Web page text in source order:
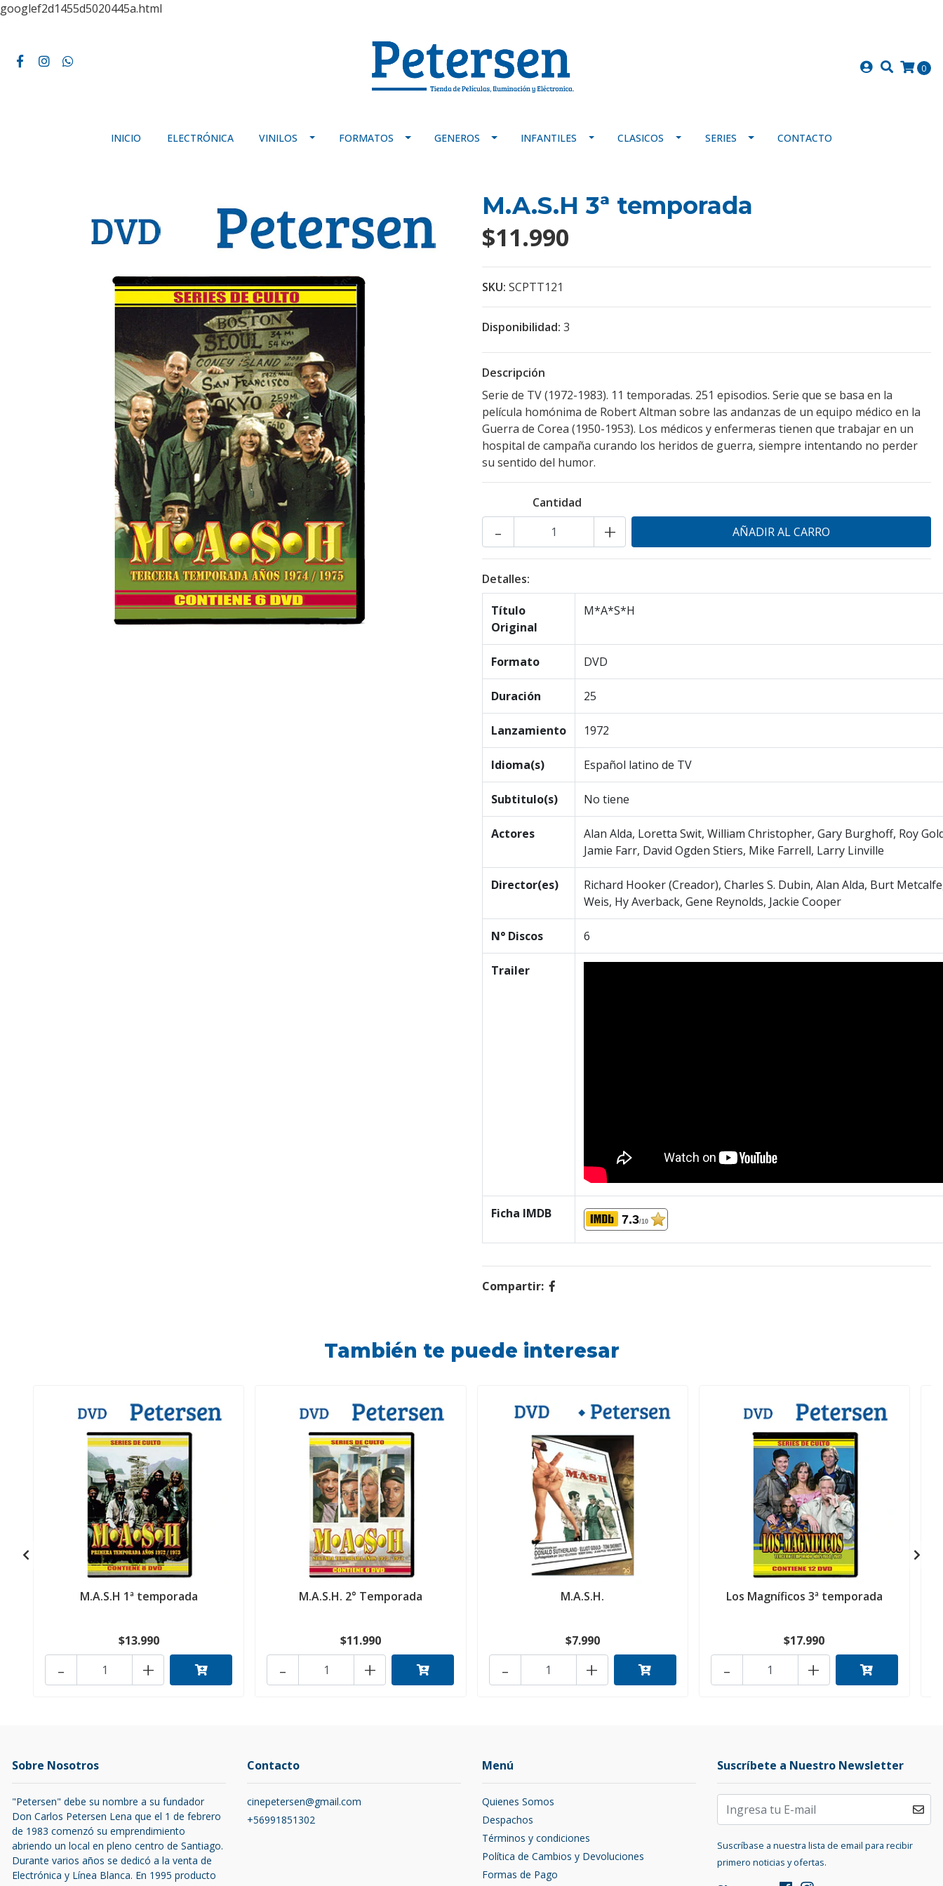
googlef2d1455d5020445a.html
0
INICIO ELECTRÓNICA VINILOS FORMATOS GENEROS INFANTILES CLASICOS SERIES CONTACTO
M.A.S.H 3ª temporada
$11.990
SKU: SCPTT121
Disponibilidad: 3
Descripción
Serie de TV (1972-1983). 11 temporadas. 251 episodios. Serie que se basa en la
película homónima de Robert Altman sobre las andanzas de un equipo médico en la
Guerra de Corea (1950-1953). Los médicos y enfermeras tienen que trabajar en un
hospital de campaña curando los heridos de guerra, siempre intentando no perder
su sentido del humor.
Cantidad
+
-
Detalles:
Título
Original
M*A*S*H
Formato DVD
Duración 25
Lanzamiento 1972
Idioma(s) Español latino de TV
Subtitulo(s) No tiene
Actores
Alan Alda, Loretta Swit, William Christopher, Gary Burghoff, Roy
Jamie Farr, David Ogden Stiers, Mike Farrell, Larry Linville
Director(es)
Richard Hooker (Creador), Charles S. Dubin, Alan Alda, Burt
Weis, Hy Averback, Gene Reynolds, Jackie Cooper
N° Discos 6
Trailer
Ficha IMDB 7.3/10
Compartir:
También te puede interesar
M.A.S.H 1ª temporada
$13.990
+
-
M.A.S.H. 2° Temporada
$11.990
+
-
M.A.S.H.
$7.990
+
-
Los Magníficos 3ª temporada
$17.990
+
-
Sobre Nosotros
"Petersen" debe su nombre a su fundador
Don Carlos Petersen Lena que el 1 de febrero
de 1983 comenzó su emprendimiento
abriendo un local en pleno centro de Santiago.
Durante varios años se dedicó a la venta de
Electrónica y Línea Blanca. En 1995 producto
Contacto
cinepetersen@gmail.com
+56991851302
Menú
Quienes Somos
Despachos
Términos y condiciones
Política de Cambios y Devoluciones
Formas de Pago
Suscríbete a Nuestro Newsletter
Suscríbase a nuestra lista de email para recibir
primero noticias y ofertas.